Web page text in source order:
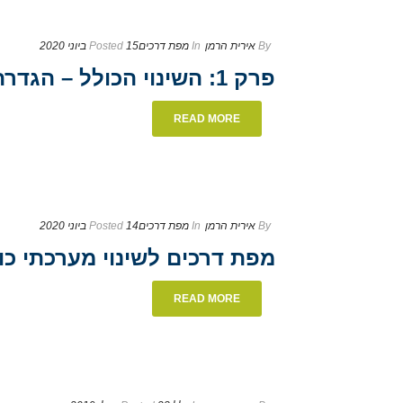
By אירית הרמן In מפת דרכים Posted 15 ביוני 2020
פרק 1: השינוי הכולל – הגדרת חזון
READ MORE
By אירית הרמן In מפת דרכים Posted 14 ביוני 2020
מפת דרכים לשינוי מערכתי
READ MORE